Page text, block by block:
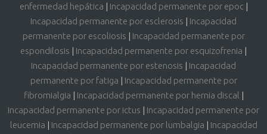
enfermedad hepática | Incapacidad permanente por epoc|
Incapacidad permanente por esclerosis | Incapacidad
permanente por escoliosis | Incapacidad permanente por
espondilosis | Incapacidad permanente por esquizofrenia |
Incapacidad permanente por estenosis | Incapacidad
permanente por fatiga | Incapacidad permanente por
fibromialgia | Incapacidad permanente por hernia discal |
Incapacidad permanente por ictus | Incapacidad permanente por
leucemia | Incapacidad permanente por lumbalgia | Incapacidad